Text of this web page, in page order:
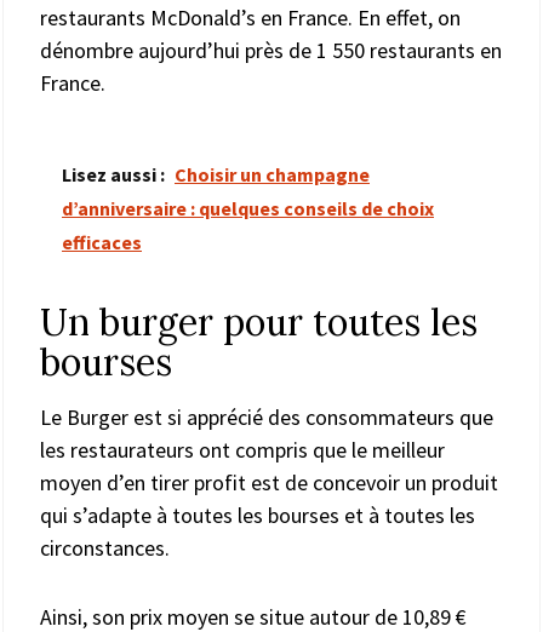
restaurants McDonald’s en France. En effet, on
dénombre aujourd’hui près de 1 550 restaurants en
France.
Lisez aussi : Choisir un champagne
d’anniversaire : quelques conseils de choix
efficaces
Un burger pour toutes les
bourses
Le Burger est si apprécié des consommateurs que
les restaurateurs ont compris que le meilleur
moyen d’en tirer profit est de concevoir un produit
qui s’adapte à toutes les bourses et à toutes les
circonstances.
Ainsi, son prix moyen se situe autour de 10,89 €